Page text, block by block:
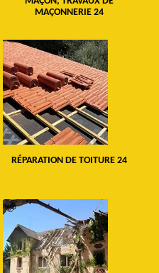
MAÇONNERIE 24
RÉPARATION DE TOITURE 24